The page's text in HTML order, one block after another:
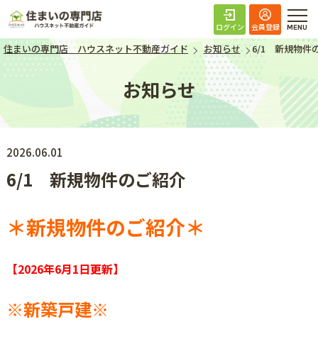
住まいの専門店 ハ
ログイン 会員登録
住まいの専門店 ハウスネット不動産ガイド お知らせ 6/1 新規物件
お知らせ
2026.06.01
6/1 新規物件のご紹介
＊新規物件のご紹介＊
【2026年6月1日更新】
※新築戸建※